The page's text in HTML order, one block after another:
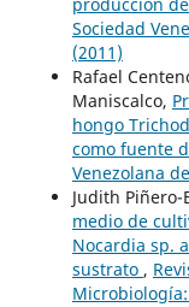
Sociedad
(2011)
Rafael
Maniscalco,
hongo
como fuente
Venezolana
Judith
medio de
Nocardia sp.
sustrato ,